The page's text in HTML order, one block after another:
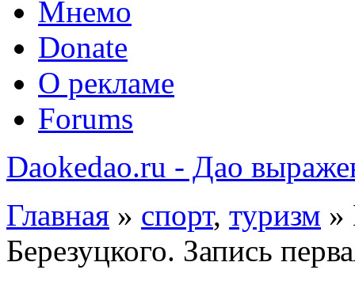
Мнемо
Donate
О рекламе
Forums
Daokedao.ru - Дао
Главная » спорт, туризм »
Березуцкого. Запись